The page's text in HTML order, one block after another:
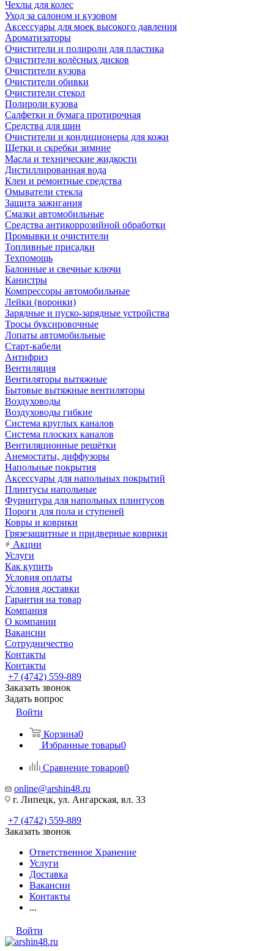
Чехлы для колес
Уход за салоном и кузовом
Аксессуары для моек высокого давления
Ароматизаторы
Очистители и полироли для пластика
Очистители колёсных дисков
Очистители кузова
Очистители обивки
Очистители стекол
Полироли кузова
Салфетки и бумага протирочная
Средства для шин
Очистители и кондиционеры для кожи
Щетки и скребки зимние
Масла и технические жидкости
Дистиллированная вода
Клеи и ремонтные средства
Омыватели стекла
Защита зажигания
Смазки автомобильные
Средства антикоррозийной обработки
Промывки и очистители
Топливные присадки
Техпомощь
Балонные и свечные ключи
Канистры
Компрессоры автомобильные
Лейки (воронки)
Зарядные и пуско-зарядные устройства
Тросы буксировочные
Лопаты автомобильные
Старт-кабели
Антифриз
Вентиляция
Вентиляторы вытяжные
Бытовые вытяжные вентиляторы
Воздуховоды
Воздуховоды гибкие
Система круглых каналов
Система плоских каналов
Вентиляционные решётки
Анемостаты, диффузоры
Напольные покрытия
Аксессуары для напольных покрытий
Плинтусы напольные
Фурнитура для напольных плинтусов
Пороги для пола и ступеней
Ковры и коврики
Грязезащитные и придверные коврики
Акции
Услуги
Как купить
Условия оплаты
Условия доставки
Гарантия на товар
Компания
О компании
Вакансии
Сотрудничество
Контакты
Контакты
+7 (4742) 559-889
Заказать звонок
Задать вопрос
Войти
Корзина0
Избранные товары0
Сравнение товаров0
online@arshin48.ru
г. Липецк, ул. Ангарская, вл. 33
+7 (4742) 559-889
Заказать звонок
Ответственное Хранение
Услуги
Доставка
Вакансии
Контакты
...
Войти